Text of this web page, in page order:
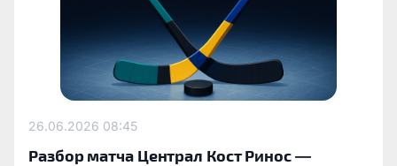
26.06.2026 08:45
Разбор матча Централ Кост Ринос —